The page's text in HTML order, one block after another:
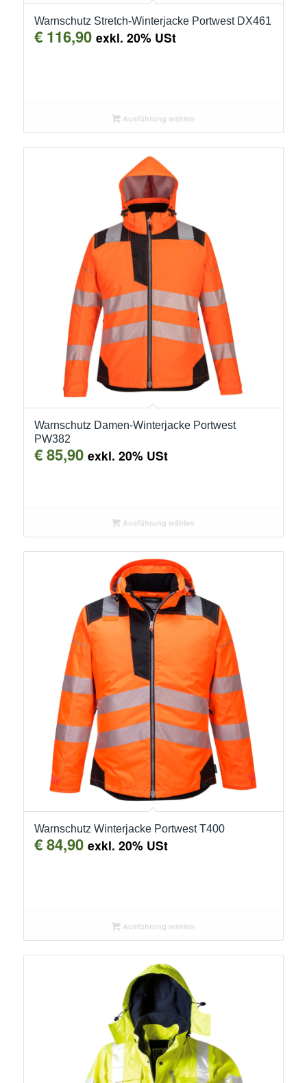
Warnschutz Stretch-Winterjacke Portwest DX461
€116,90 exkl. 20% USt
Ausführung wählen
Warnschutz Damen-Winterjacke Portwest
PW382
€85,90 exkl. 20% USt
Ausführung wählen
Warnschutz Winterjacke Portwest T400
€84,90 exkl. 20% USt
Ausführung wählen